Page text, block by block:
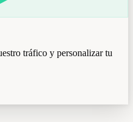
tráfico y personalizar tu